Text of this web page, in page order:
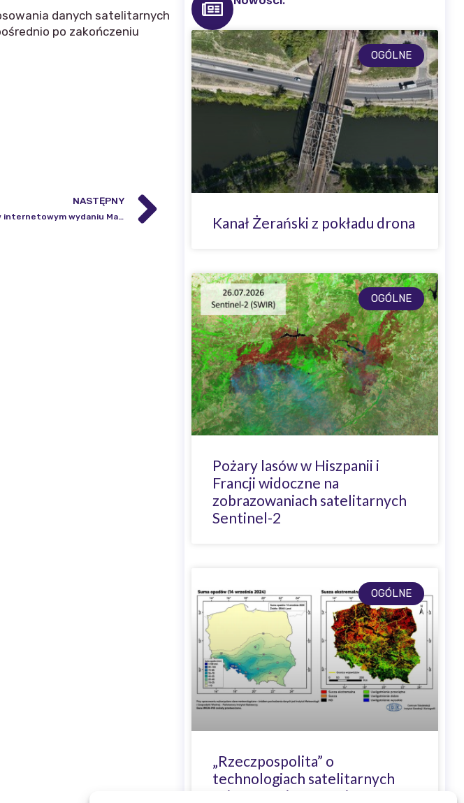
danych satelitarnych
po zakończeniu
NASTĘPNY
Artykuł o aplikacji FarmScanner w internetowym wydaniu Magazynu Forbes
OGÓLNE
Kanał Żerański z pokładu drona
OGÓLNE
Pożary lasów w Hiszpanii i
Francji widoczne na
zobrazowaniach satelitarnych
Sentinel-2
OGÓLNE
„Rzeczpospolita” o
technologiach satelitarnych
IGiK w monitorowaniu suszy w